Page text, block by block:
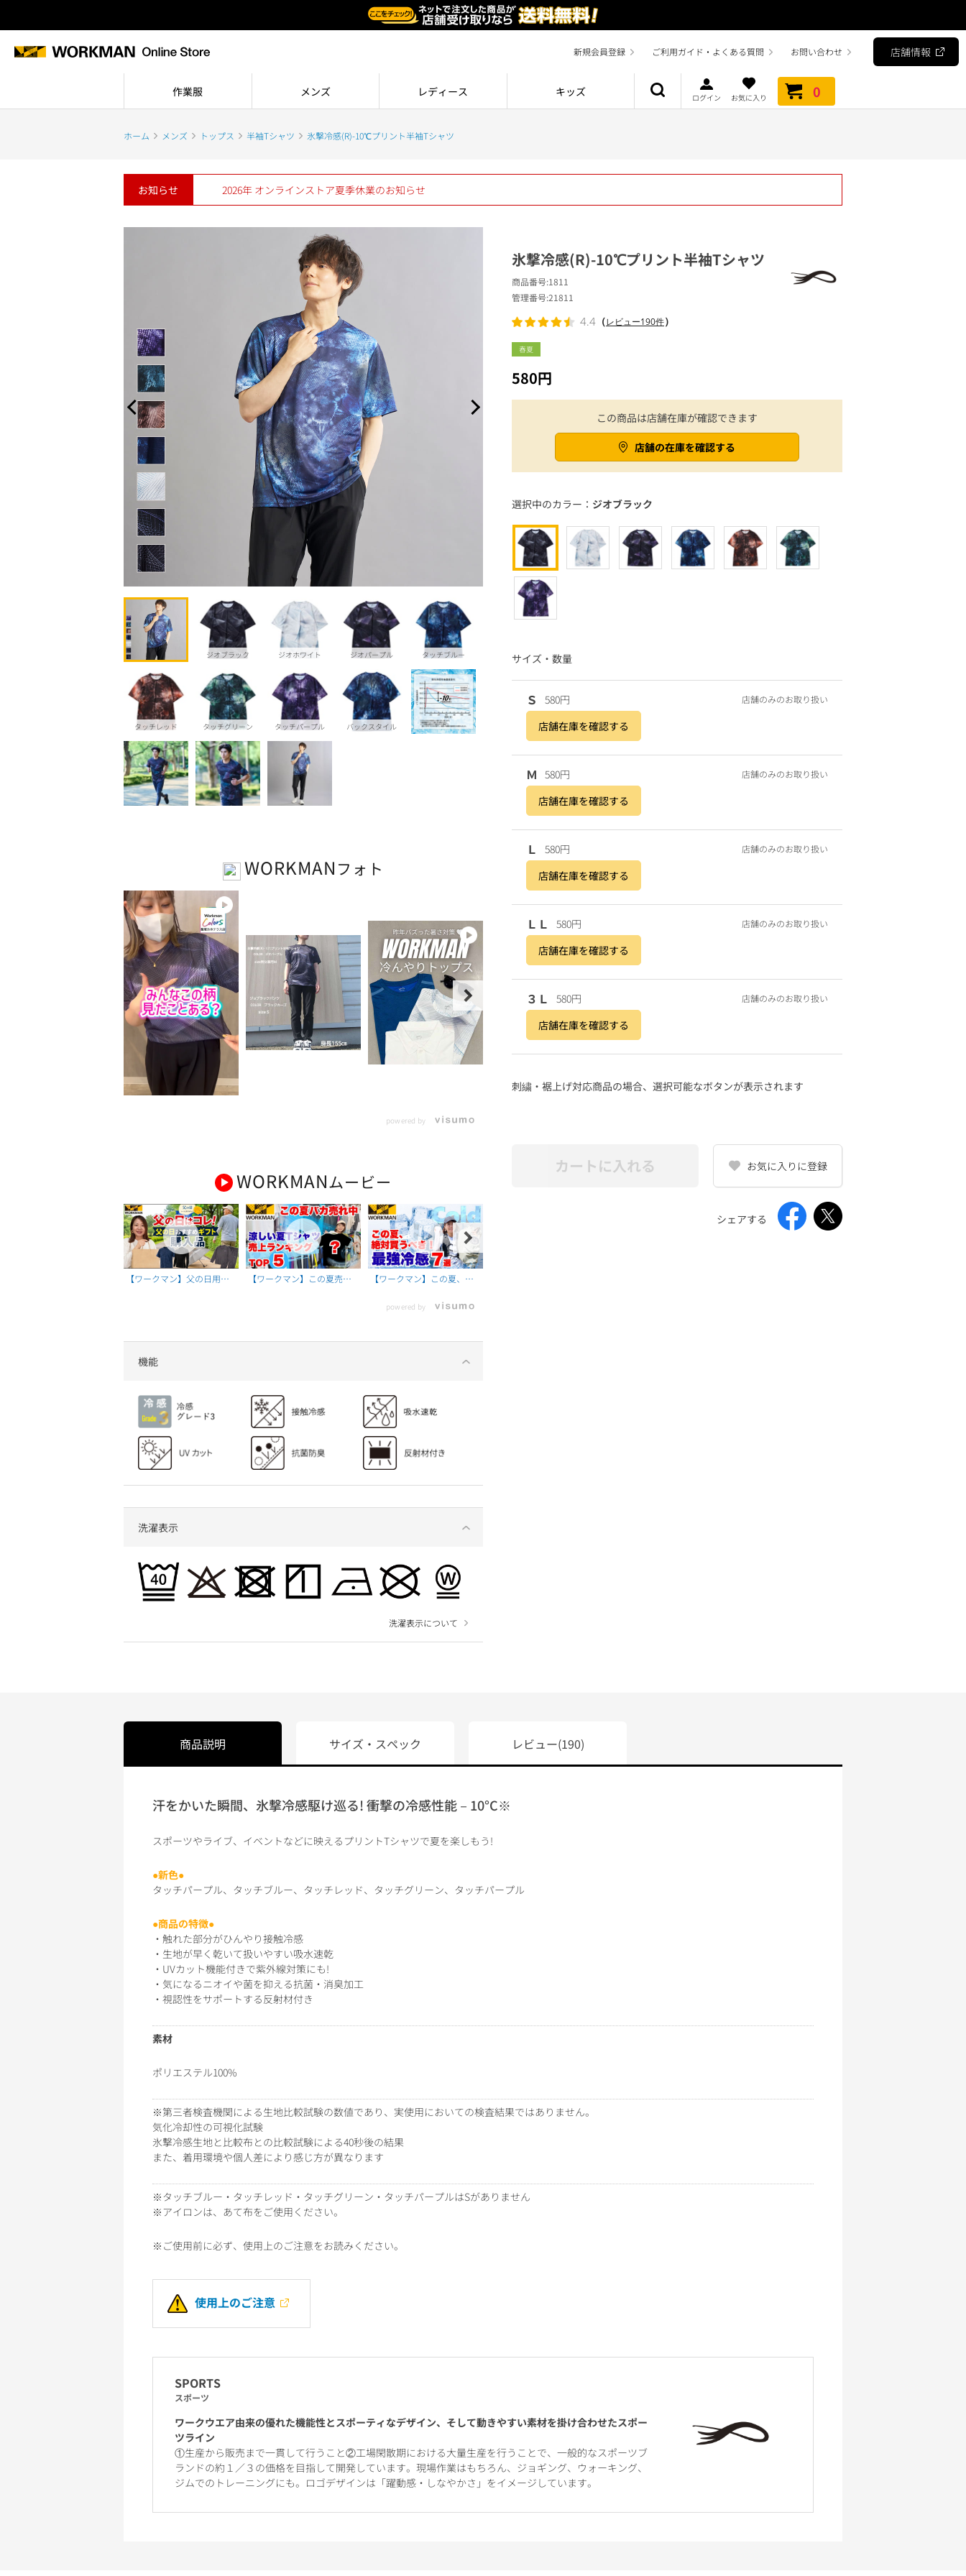
新規会員登録 ご利用ガイド・よくある質問 お問い合わせ 店舗情報
作業服 メンズ レディース キッズ ログイン お気に入り 0
ホーム メンズ トップス 半袖Tシャツ 氷撃冷感(R)-10℃プリント半袖Tシャツ
お知らせ 2026年 オンラインストア夏季休業のお知らせ
ジオブラック ジオホワイト ジオパープル タッチブルー
タッチレッド タッチグリーン タッチパープル バックスタイル
WORKMAN フォト
powered by
WORKMANムービー
【ワークマン】父の日用に
【ワークマン】この夏売れ
【ワークマン】この夏、絶
ム7選
powered by
機能
洗濯表示
洗濯表示について
春夏
この商品は店舗在庫が確認できます
店舗の在庫を確認する
氷撃冷感(R)-10℃プリント半袖Tシャツ
580円
商品番号 1811
管理番号21811
4.4 （レビュー190件）
選択中のカラー： ジオブラック
サイズ・数量
Ｓ 580円 店舗のみのお取り扱い
店舗在庫を確認する
Ｍ 580円 店舗のみのお取り扱い
店舗在庫を確認する
Ｌ 580円 店舗のみのお取り扱い
店舗在庫を確認する
ＬＬ 580円 店舗のみのお取り扱い
店舗在庫を確認する
３Ｌ 580円 店舗のみのお取り扱い
店舗在庫を確認する
刺繍・裾上げ対応商品の場合、選択可能なボタンが表示されます
カートに入れる お気に入りに登録
シェアする
商品説明
汗をかいた瞬間、氷撃冷感駆け巡る! 衝撃の冷感性能－10°C※
スポーツやライブ、イベントなどに映えるプリントTシャツで夏を楽しもう!
●新色●
タッチパープル、タッチブルー、タッチレッド、タッチグリーン、タッチパープル
●商品の特徴●
・触れた部分がひんやり接触冷感
・生地が早く乾いて扱いやすい吸水速乾
・UVカット機能付きで紫外線対策にも!
・気になるニオイや菌を抑える抗菌・消臭加工
・視認性をサポートする反射材付き
素材
ポリエステル100%
※第三者検査機関による生地比較試験の数値であり、実使用においての検査結果ではありません。
気化冷却性の可視化試験
氷撃冷感生地と比較布との比較試験による40秒後の結果
また、着用環境や個人差により感じ方が異なります
※タッチブルー・タッチレッド・タッチグリーン・タッチパープルはSがありません
※アイロンは、あて布をご使用ください。
※ご使用前に必ず、使用上のご注意をお読みください。
使用上のご注意
SPORTS
スポーツ
ワークウエア由来の優れた機能性とスポーティなデザイン、そして動きやすい素材を掛け合わせたスポー
ツライン
①生産から販売まで一貫して行うこと②工場閑散期における大量生産を行うことで、一般的なスポーツブ
ランドの約１／３の価格を目指して開発しています。現場作業はもちろん、ジョギング、ウォーキング、
ジムでのトレーニングにも。ロゴデザインは「躍動感・しなやかさ」をイメージしています。
サイズ・スペック レビュー(190)